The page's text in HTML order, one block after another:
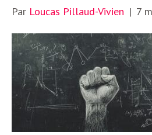
Par Loucas Pillaud-Vivien | 7